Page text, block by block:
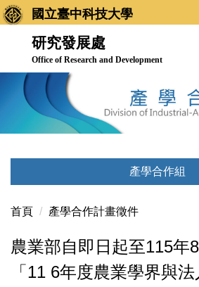
跳
到
國立臺中科技大學
研究發展處
Office of Research and Development
產學合作組
產學合作組
公告訊息
首頁 產學合作計畫徵件
農業部自即日起至115年
「11 6年度農業學界與法